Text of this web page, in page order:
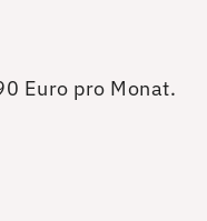
Euro pro Monat.